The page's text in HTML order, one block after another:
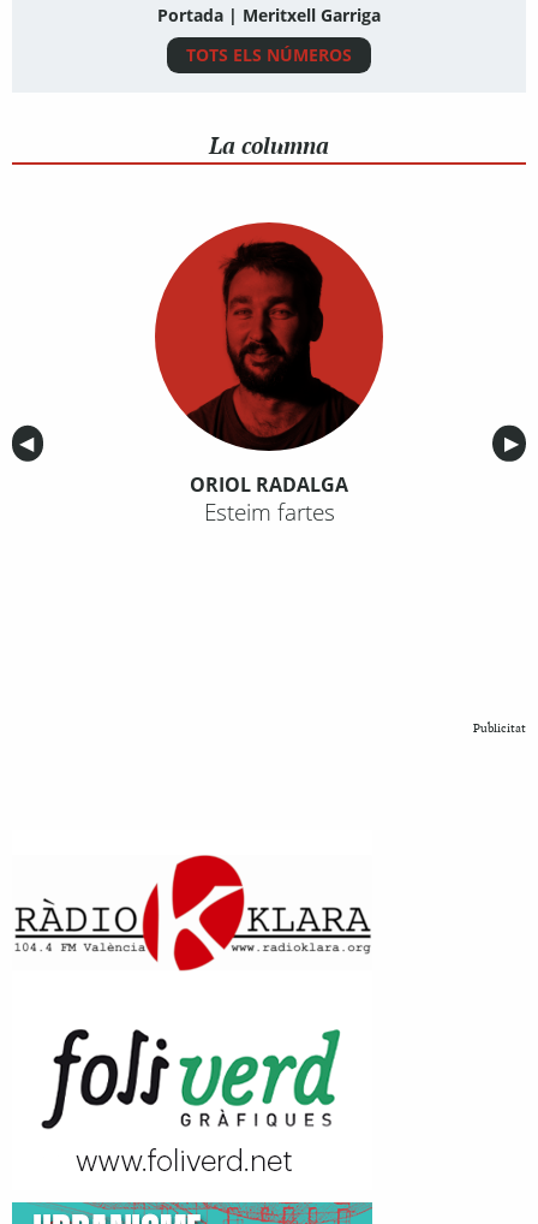
Portada | Meritxell Garriga
TOTS ELS NÚMEROS
La columna
Anterior
◀︎ ▶︎
ORIOL RADALGA
Esteim fartes
Publicitat